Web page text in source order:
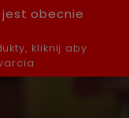
jest obecnie
kliknij aby